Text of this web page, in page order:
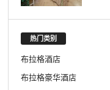
热门类别
布拉格酒店
布拉格豪华酒店